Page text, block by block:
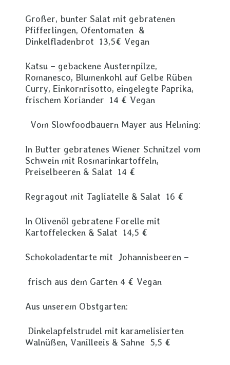
Großer, bunter Salat mit gebratenen
Pfifferlingen, Ofentomaten &
Dinkelfladenbrot 13,5€ Vegan
Katsu – gebackene Austernpilze,
Romanesco, Blumenkohl auf Gelbe Rüben
Curry, Einkornrisotto, eingelegte Paprika,
frischem Koriander 14 € Vegan
Vom Slowfoodbauern Mayer aus Helming:
In Butter gebratenes Wiener Schnitzel vom
Schwein mit Rosmarinkartoffeln,
Preiselbeeren & Salat 14 €
Regragout mit Tagliatelle & Salat 16 €
In Olivenöl gebratene Forelle mit
Kartoffelecken & Salat 14,5 €
Schokoladentarte mit Johannisbeeren –
frisch aus dem Garten 4 € Vegan
Aus unserem Obstgarten:
Dinkelapfelstrudel mit karamelisierten
Walnüßen, Vanilleeis & Sahne 5,5 €